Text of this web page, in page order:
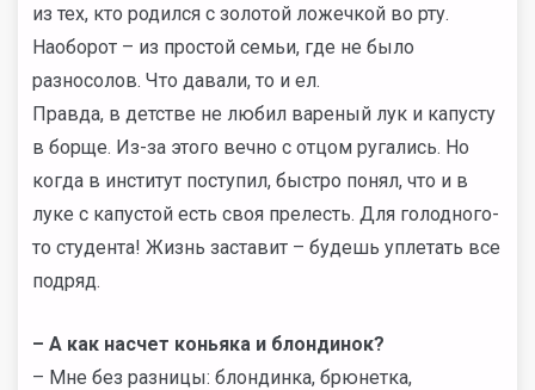
из тех, кто родился с золотой ложечкой во рту.
Наоборот – из простой семьи, где не было
разносолов. Что давали, то и ел.
Правда, в детстве не любил вареный лук и капусту
в борще. Из-за этого вечно с отцом ругались. Но
когда в институт поступил, быстро понял, что и в
луке с капустой есть своя прелесть. Для голодного-
то студента! Жизнь заставит – будешь уплетать все
подряд.
– А как насчет коньяка и блондинок?
– Мне без разницы: блондинка, брюнетка,